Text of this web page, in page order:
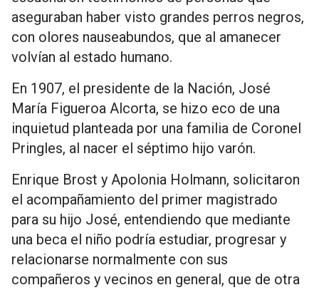
aseguraban haber visto grandes perros negros,
con olores nauseabundos, que al amanecer
volvían al estado humano.
En 1907, el presidente de la Nación, José
María Figueroa Alcorta, se hizo eco de una
inquietud planteada por una familia de Coronel
Pringles, al nacer el séptimo hijo varón.
Enrique Brost y Apolonia Holmann, solicitaron
el acompañamiento del primer magistrado
para su hijo José, entendiendo que mediante
una beca el niño podría estudiar, progresar y
relacionarse normalmente con sus
compañeros y vecinos en general, que de otra